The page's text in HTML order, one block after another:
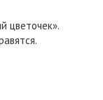
цветочек».